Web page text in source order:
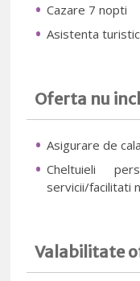
Cazare 7 nopti
Asistenta
Oferta nu
Asigurare de
Cheltuieli
servicii/facilitati
Valabilitate